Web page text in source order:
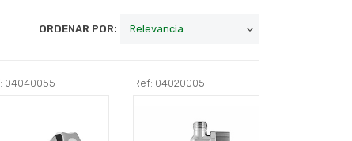
ORDENAR POR:
04040055 Ref: 04020005